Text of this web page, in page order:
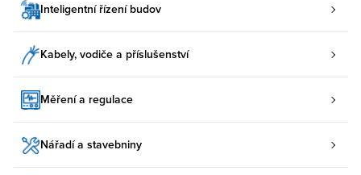
Inteligentní řízení budov
Kabely, vodiče a příslušenství
Měření a regulace
Nářadí a stavebniny